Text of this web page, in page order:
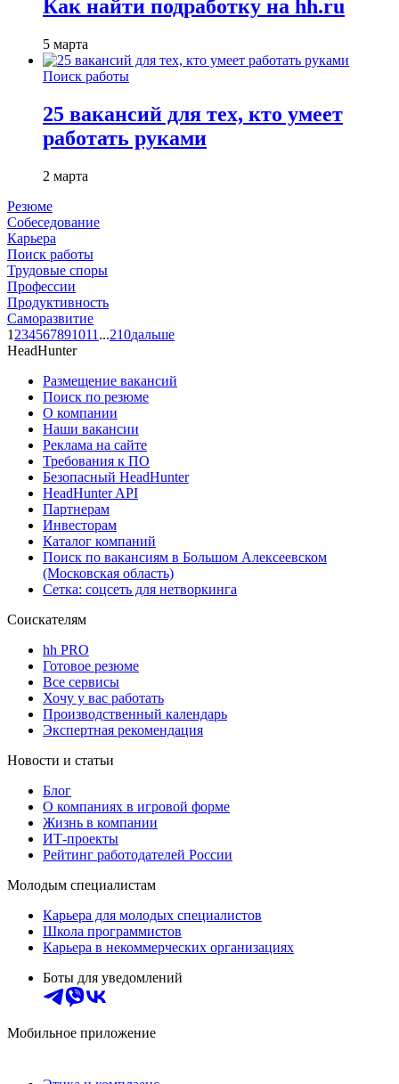
Как найти подработку на hh.ru
5 марта
Поиск работы
25 вакансий для тех, кто умеет
работать руками
2 марта
Резюме
Собеседование
Карьера
Поиск работы
Трудовые споры
Профессии
Продуктивность
Саморазвитие
1 234567891011 ...210дальше
HeadHunter
Размещение вакансий
Поиск по резюме
О компании
Наши вакансии
Реклама на сайте
Требования к ПО
Безопасный HeadHunter
HeadHunter API
Партнерам
Инвесторам
Каталог компаний
Поиск по вакансиям в Большом Алексеевском
(Московская область)
Сетка: соцсеть для нетворкинга
Соискателям
hh PRO
Готовое резюме
Все сервисы
Хочу у вас работать
Производственный календарь
Экспертная рекомендация
Новости и статьи
Блог
О компаниях в игровой форме
Жизнь в компании
ИТ-проекты
Рейтинг работодателей России
Молодым специалистам
Карьера для молодых специалистов
Школа программистов
Карьера в некоммерческих организациях
Боты для уведомлений
Мобильное приложение